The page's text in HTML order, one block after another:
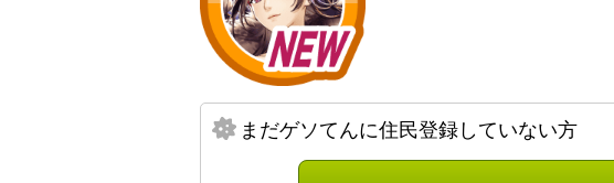
まだゲソてんに住民登録していない方